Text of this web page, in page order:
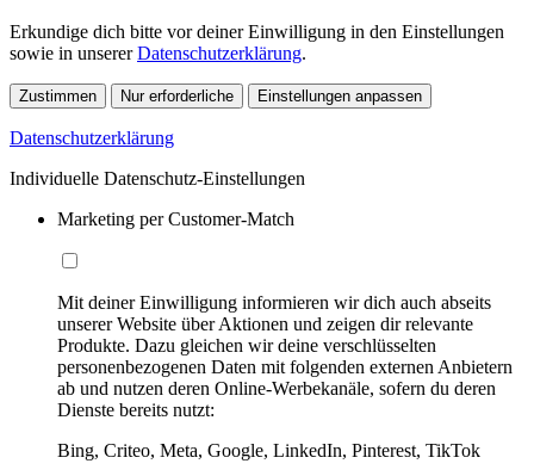
Erkundige dich bitte vor deiner Einwilligung in den Einstellungen
sowie in unsererDatenschutzerklärung.
Zustimmen Nur erforderliche Einstellungen anpassen
Datenschutzerklärung
Individuelle Datenschutz-Einstellungen
Marketing per Customer-Match
Mit deiner Einwilligung informieren wir dich auch abseits
unserer Website über Aktionen und zeigen dir relevante
Produkte. Dazu gleichen wir deine verschlüsselten
personenbezogenen Daten mit folgenden externen Anbietern
ab und nutzen deren Online-Werbekanäle, sofern du deren
Dienste bereits nutzt:
Bing, Criteo, Meta, Google, LinkedIn, Pinterest, TikTok